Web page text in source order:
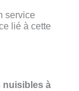
service
lié à cette
nuisibles à